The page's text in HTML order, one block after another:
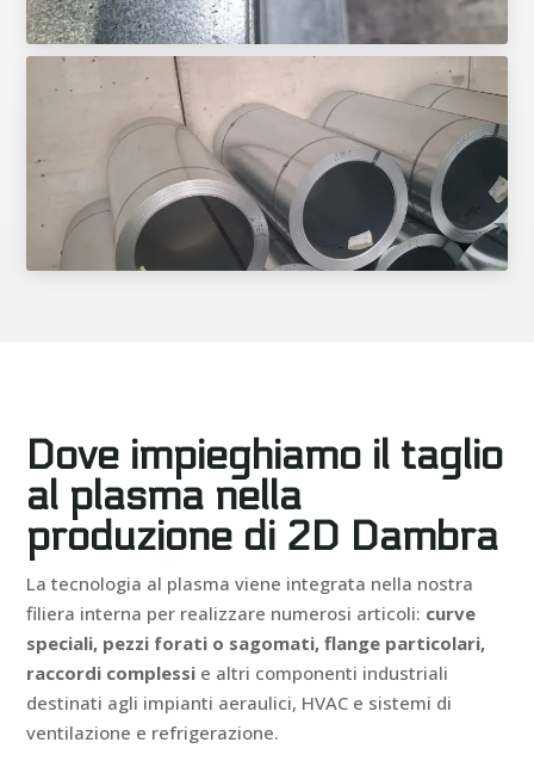
Dove impieghiamo il taglio
al plasma nella
produzione di 2D Dambra
La tecnologia al plasma viene integrata nella nostra
filiera interna per realizzare numerosi articoli: curve
speciali, pezzi forati o sagomati, flange particolari,
raccordi complessi e altri componenti industriali
destinati agli impianti aeraulici, HVAC e sistemi di
ventilazione e refrigerazione.